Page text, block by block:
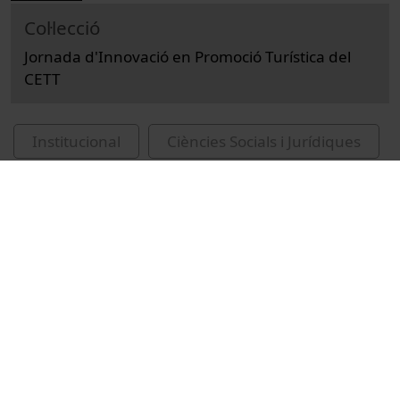
Col·lecció
Jornada d'Innovació en Promoció Turística del
CETT
Institucional
Ciències Socials i Jurídiques